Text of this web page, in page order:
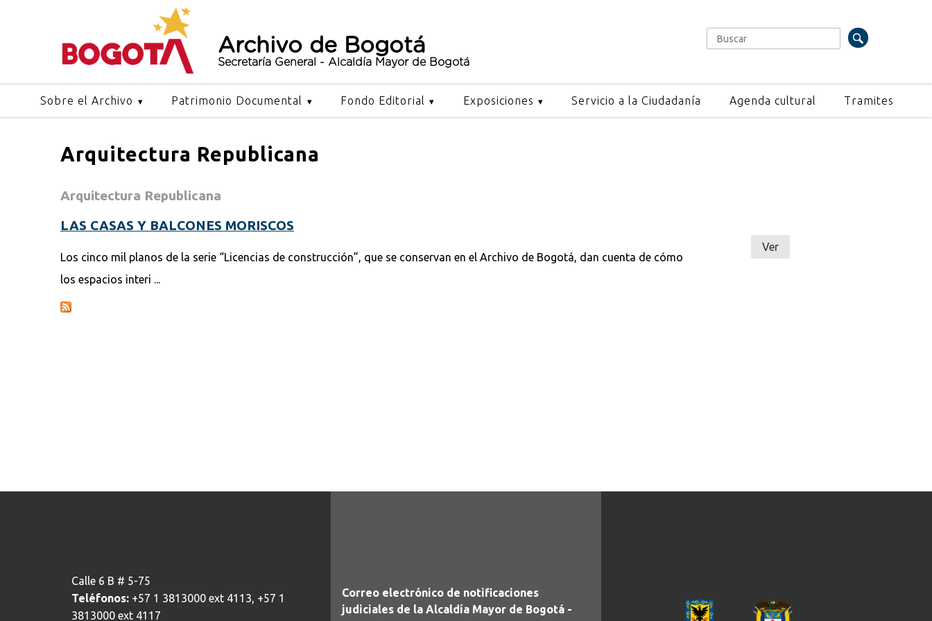
Archivo de Bogotá
Secretaría General - Alcaldía Mayor de Bogotá
Formulario de búsqueda
Buscar
Sobre el Archivo Patrimonio Documental Fondo Editorial Exposiciones Servicio a la Ciudadanía Agenda cultural Tramites
Arquitectura Republicana
Arquitectura Republicana
LAS CASAS Y BALCONES MORISCOS
Los cinco mil planos de la serie “Licencias de construcción”, que se conservan en el Archivo de Bogotá, dan cuenta de cómo
los espacios interi ...
Ver
Calle 6 B # 5-75
Teléfonos: +57 1 3813000 ext 4113, +57 1
3813000 ext 4117
Correo electrónico de notificaciones
judiciales de la Alcaldía Mayor de Bogotá -